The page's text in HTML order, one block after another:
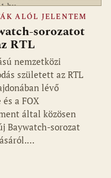
ALÓL JELENTEM
sorozatot
RTL
nemzetközi
született az RTL
lévő
a FOX
által közösen
Baywatch-sorozat